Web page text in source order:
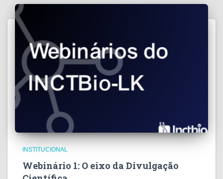
INSTITUCIONAL
Webinário 1: O eixo da Divulgação